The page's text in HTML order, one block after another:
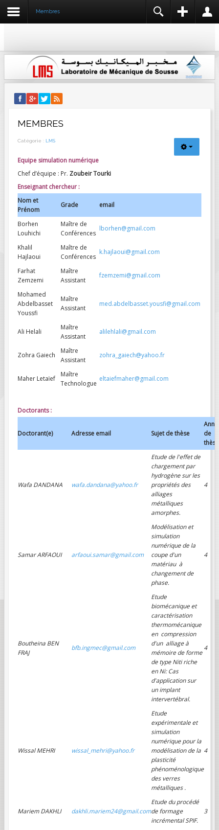
Membres
MOT DE PASSE
IDENTIFIANT *
CONFIRMEZ LE MOT DE PASSE *
FIELDS MARKED WITH AN ASTERISK (*)
ARE REQUIRED.
MEMBRES
Catégorie : LMS
Equipe simulation numérique
Chef d’équipe : Pr. Zoubeir Tourki
Enseignant chercheur :
Nom et
Prénom
Grade email
Borhen
Louhichi
Maître de
Conférences
lborhen@gmail.com
Khalil
Hajlaoui
Maître de
Conférences
k.hajlaoui@gmail.com
Farhat
Zemzemi
Maître
Assistant
fzemzemi@gmail.com
Mohamed
Abdelbasset
Youssfi
Maître
Assistant
med.abdelbasset.yousfi@gmail.com
Ali Helali
Maître
Assistant
alilehlali@gmail.com
Zohra Gaiech
Maître
Assistant
zohra_gaiech@yahoo.fr
Maher Letaïef
Maître
Technologue
eltaiefmaher@gmail.com
Doctorants :
Doctorant(e) Adresse email Sujet de thèse
de
thèse
Wafa DANDANA wafa.dandana@yahoo.fr
Etude de l'effet de
chargement par
hydrogène sur les
propriétés des
alliages
métalliques
amorphes.
4
Samar ARFAOUI arfaoui.samar@gmail.com
Modélisation et
simulation
numérique de la
coupe d'un
matériau à
changement de
phase.
4
Boutheina BEN
FRAJ
bfb.ingmec@gmail.com
Etude
biomécanique et
caractérisation
thermomécanique
en compression
d'un alliage à
mémoire de forme
de type Niti riche
en Ni: Cas
d'application sur
un implant
intervertébral.
4
Wissal MEHRI wissal_mehri@yahoo.fr
Etude
expérimentale et
simulation
numérique pour la
modélisation de la
plasticité
phénoménologique
des verres
métalliques .
4
Mariem DAKHLI dakhli.mariem24@gmail.com
Etude du procédé
de formage
incrémental SPIF.
3